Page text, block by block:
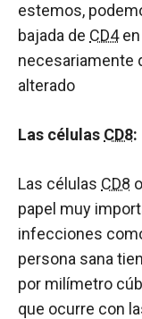
estemos,
bajada de CD4en
necesariamente
alterado
Las células CD8:
Las células CD8
papel muy
infecciones
persona sana
por milímetro
que ocurre con